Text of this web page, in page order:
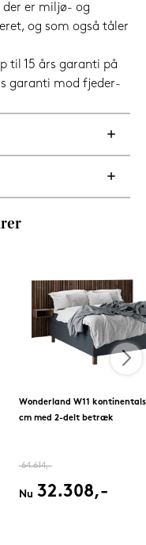
der er miljø- og
og som også tåler
til 15 års garanti på
garanti mod fjeder-
Wonderland W11
cm med 2-delt betræk
64.614,-
Nu 32.308,-